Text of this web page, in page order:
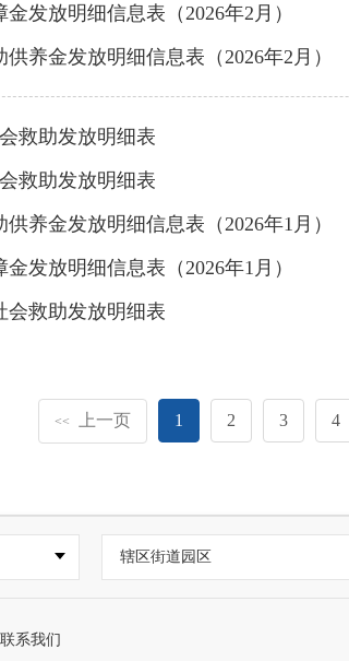
发放明细信息表（2026年2月）
养金发放明细信息表（2026年2月）
救助发放明细表
救助发放明细表
养金发放明细信息表（2026年1月）
发放明细信息表（2026年1月）
会救助发放明细表
<< 上一页 1 2 3 4
辖区街道园区
联系我们